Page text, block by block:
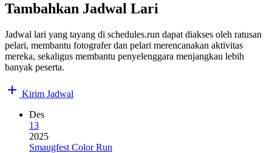
Tambahkan Jadwal Lari
Jadwal lari yang tayang di schedules.run dapat diakses oleh ratusan
pelari, membantu fotografer dan pelari merencanakan aktivitas
mereka, sekaligus membantu penyelenggara menjangkau lebih
banyak peserta.
Kirim Jadwal
Des
13
2025
Smaugfest Color Run